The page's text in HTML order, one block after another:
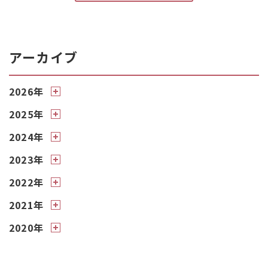
アーカイブ
2026年
2025年
2024年
2023年
2022年
2021年
2020年